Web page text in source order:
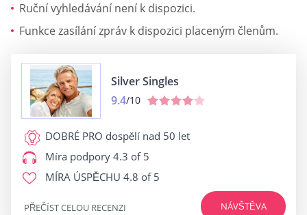
Ruční vyhledávání není k dispozici.
Funkce zasílání zpráv k dispozici placeným členům.
Silver Singles
9.4/10
DOBRÉ PRO dospělí nad 50 let
Míra podpory 4.3 of 5
MÍRA ÚSPĚCHU 4.8 of 5
NÁVŠTĚVA
PŘEČÍST CELOU RECENZI